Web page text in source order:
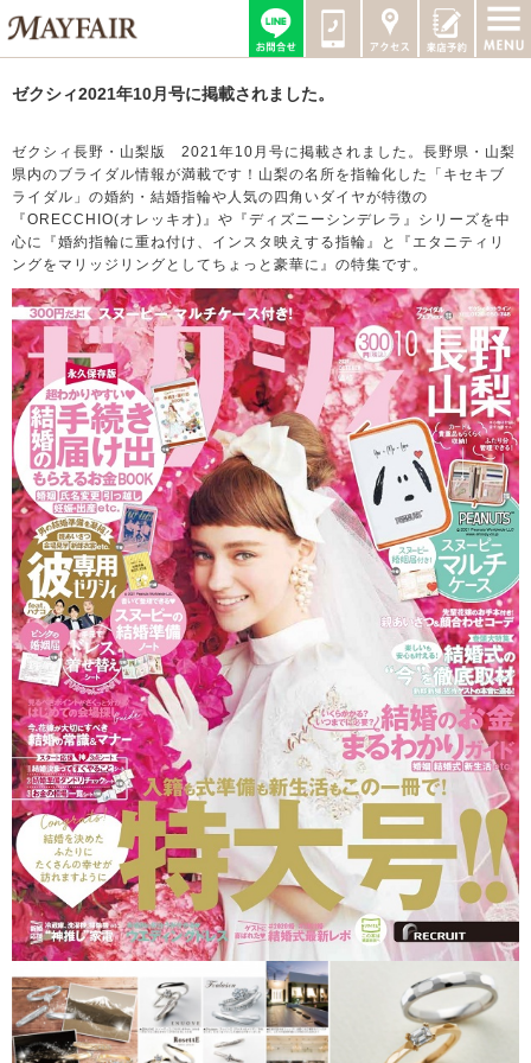
ゼクシィ2021年10月号に掲載されました。
ゼクシィ長野・山梨版 2021年10月号に掲載されました。長野県・山梨
県内のブライダル情報が満載です！山梨の名所を指輪化した「キセキブ
ライダル」の婚約・結婚指輪や人気の四角いダイヤが特徴の
『ORECCHIO(オレッキオ)』や『ディズニーシンデレラ』シリーズを中
心に『婚約指輪に重ね付け、インスタ映えする指輪』と『エタニティリ
ングをマリッジリングとしてちょっと豪華に』の特集です。